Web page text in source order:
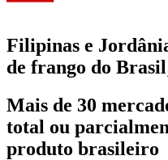
Filipinas e
de frango do
Mais de 30
total ou
produto brasileiro